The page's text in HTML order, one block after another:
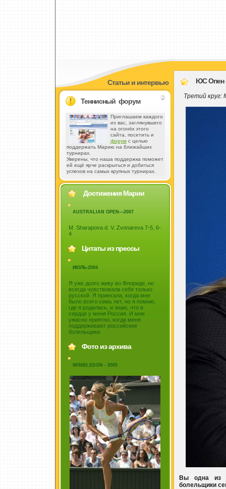
Статьи и интервью
Теннисный форум
Приглашаем каждого
из вас, заглянувшего
на огонёк этого
сайта, посетить и
форумс целью
поддержать Марию на ближайших
турнирах.
Уверены, что наша поддержка поможет
ей ещё ярче раскрыться и добиться
успехов на самых крупных турнирах.
Достижения Марии
AUSTRALIAN OPEN—2007
M. Sharapova d. V. Zvonareva 7-5, 6-
4
Цитаты из прессы
ИЮЛЬ-2004
Я уже долго живу во Флориде, но
всегда чувствовала себя только
русской. Я приехала, когда мне
было всего семь лет, но я помню,
где я родилась, и знаю, что в
сердце у меня Россия. И мне
ужасно приятно, когда меня
поддерживают российские
болельщики.
Фото из архива
WIMBLEDON - 2005
ЮС Опен
Третий круг:
Вы одна из
болельщики